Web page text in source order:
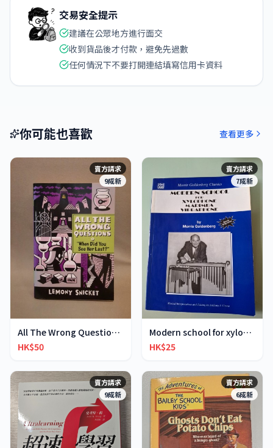
交易安全提示
建議在公眾地方進行面交
收到貨品後才付款，避免先過數
任何情況下不要打開連結填寫信用卡資料
你可能也喜歡 查看更多
賣方請求
9成新
All The Wrong Questions 2: "When Did You See Her L
HK$50
賣方請求
7成新
Modern school for xylophone marimba vibraphone
HK$25
賣方請求
9成新
賣方請求
6成新